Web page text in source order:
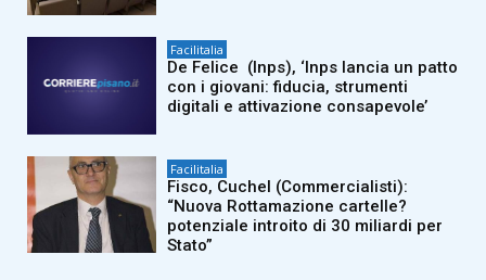
Facilitalia
De Felice (Inps), ‘Inps lancia un patto
con i giovani: fiducia, strumenti
digitali e attivazione consapevole’
Facilitalia
Fisco, Cuchel (Commercialisti):
“Nuova Rottamazione cartelle?
potenziale introito di 30 miliardi per
Stato”